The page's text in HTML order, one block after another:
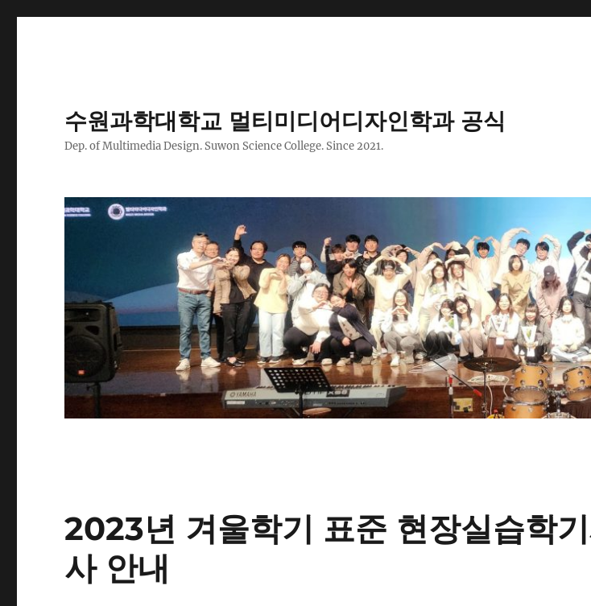
수원과학대학교 멀티미디어디자인학과 공식
Dep. of Multimedia Design. Suwon Science College. Since 2021.
2023년 겨울학기 표준 현장실습학
사 안내